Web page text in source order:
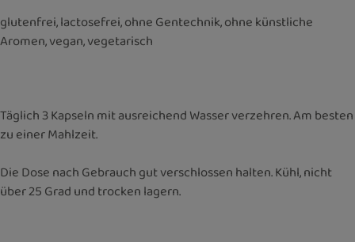
glutenfrei, lactosefrei, ohne Gentechnik, ohne künstliche
Aromen, vegan, vegetarisch
Täglich 3 Kapseln mit ausreichend Wasser verzehren. Am besten
zu einer Mahlzeit.
Die Dose nach Gebrauch gut verschlossen halten. Kühl, nicht
über 25 Grad und trocken lagern.